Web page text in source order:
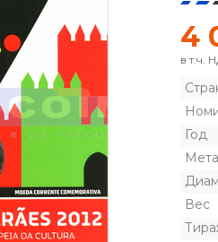
4
в т.ч.
Год
Вес